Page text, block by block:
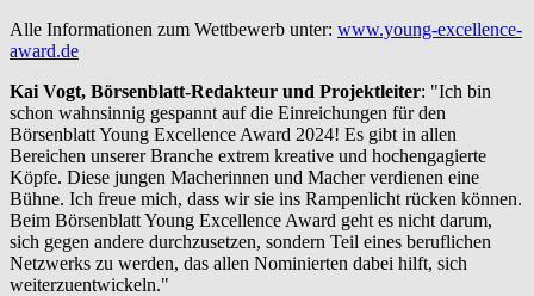
Alle Informationen zum Wettbewerb unter: www.young-excellence-
award.de
Kai Vogt, Börsenblatt-Redakteur und Projektleiter: "Ich bin
schon wahnsinnig gespannt auf die Einreichungen für den
Börsenblatt Young Excellence Award 2024! Es gibt in allen
Bereichen unserer Branche extrem kreative und hochengagierte
Köpfe. Diese jungen Macherinnen und Macher verdienen eine
Bühne. Ich freue mich, dass wir sie ins Rampenlicht rücken können.
Beim Börsenblatt Young Excellence Award geht es nicht darum,
sich gegen andere durchzusetzen, sondern Teil eines beruflichen
Netzwerks zu werden, das allen Nominierten dabei hilft, sich
weiterzuentwickeln."